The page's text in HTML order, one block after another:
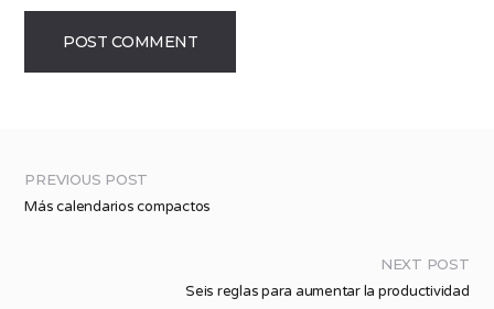
PREVIOUS POST
Más calendarios compactos
NEXT POST
Seis reglas para aumentar la productividad